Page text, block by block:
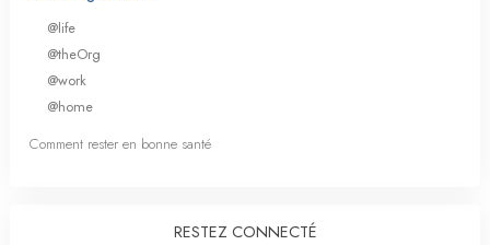
@life
@theOrg
@work
@home
Comment rester en bonne santé
RESTEZ CONNECTÉ